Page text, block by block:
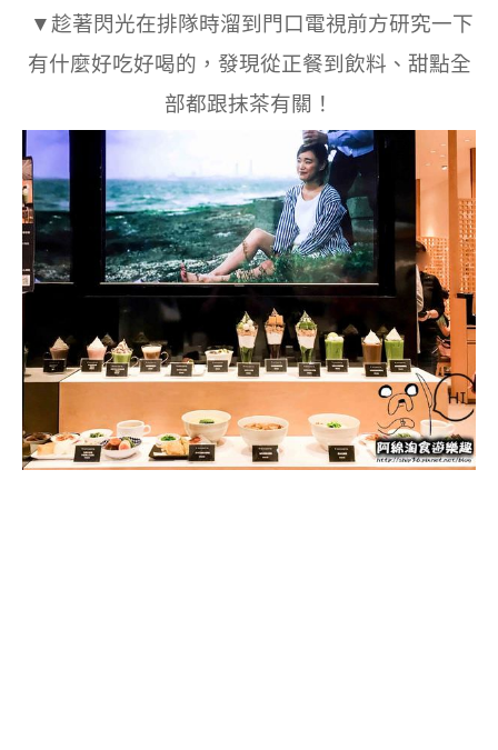
▼趁著閃光在排隊時溜到門口電視前方研究一下
有什麼好吃好喝的，發現從正餐到飲料、甜點全
部都跟抹茶有關！